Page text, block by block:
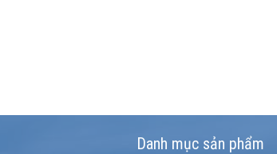
Danh mục sản phẩm